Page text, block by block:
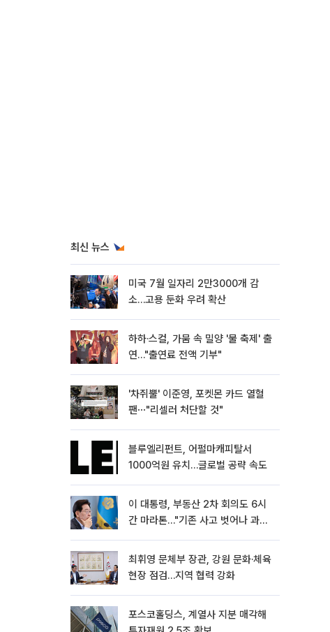
최신 뉴스
미국 7월 일자리 2만3000개 감
소…고용 둔화 우려 확산
하하·스컬, 가뭄 속 밀양 '물 축제' 출
연…"출연료 전액 기부"
'차쥐뿔' 이준영, 포켓몬 카드 열혈
팬⋯"리셀러 처단할 것"
블루엘리펀트, 어펄마캐피탈서
1000억원 유치…글로벌 공략 속도
이 대통령, 부동산 2차 회의도 6시
간 마라톤…"기존 사고 벗어나 과감
최휘영 문체부 장관, 강원 문화·체육
현장 점검…지역 협력 강화
포스코홀딩스, 계열사 지분 매각해